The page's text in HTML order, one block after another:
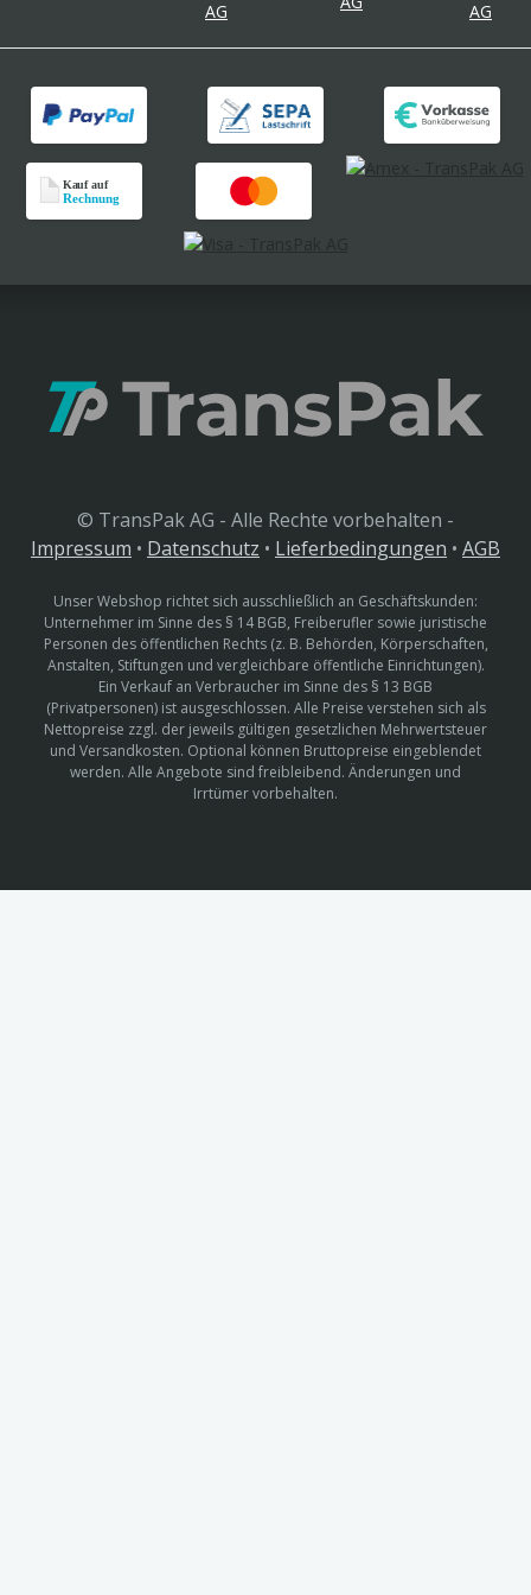
© TransPak AG - Alle Rechte vorbehalten -
Impressum • Datenschutz • Lieferbedingungen • AGB
Unser Webshop richtet sich ausschließlich an Geschäftskunden:
Unternehmer im Sinne des § 14 BGB, Freiberufler sowie juristische
Personen des öffentlichen Rechts (z. B. Behörden, Körperschaften,
Anstalten, Stiftungen und vergleichbare öffentliche Einrichtungen).
Ein Verkauf an Verbraucher im Sinne des § 13 BGB
(Privatpersonen) ist ausgeschlossen. Alle Preise verstehen sich als
Nettopreise zzgl. der jeweils gültigen gesetzlichen Mehrwertsteuer
und Versandkosten. Optional können Bruttopreise eingeblendet
werden. Alle Angebote sind freibleibend. Änderungen und
Irrtümer vorbehalten.